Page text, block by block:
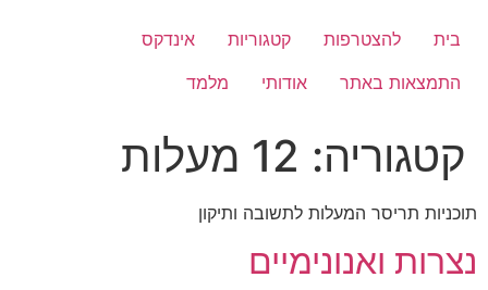
לתוכןבית להצטרפות קטגוריות
אינדקס
התמצאות באתר
אודותי מלמד
קטגוריה: 12 מעלות
תוכניות תריסר המעלות לתשובה ותיקון
נצרות ואנונימיים